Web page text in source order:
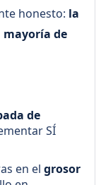
honesto: la
mayoría de
de
SÍ
en elgrosor